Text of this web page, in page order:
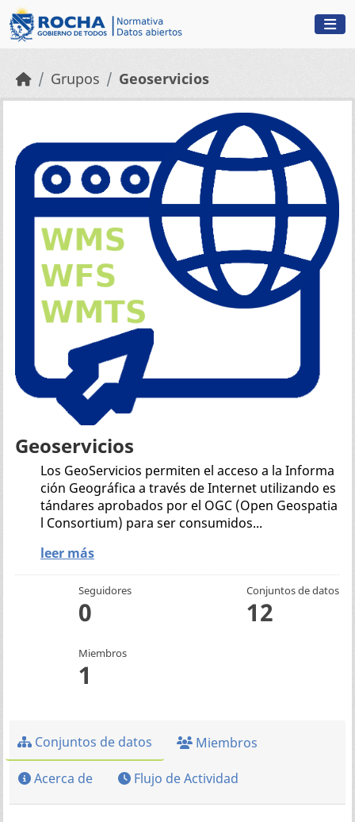
Skip to main content
Grupos Geoservicios
Geoservicios
Los GeoServicios permiten el acceso a la Informa
ción Geográfica a través de Internet utilizando es
tándares aprobados por el OGC (Open Geospatia
l Consortium) para ser consumidos...
leer más
Seguidores
0
Conjuntos de datos
12
Miembros
1
Conjuntos de datos Miembros
Acerca de Flujo de Actividad